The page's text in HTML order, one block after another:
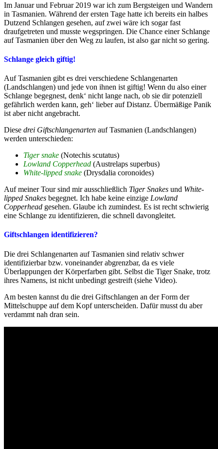
Im Januar und Februar 2019 war ich zum Bergsteigen und Wandern
in Tasmanien. Während der ersten Tage hatte ich bereits ein halbes
Dutzend Schlangen gesehen, auf zwei wäre ich sogar fast
draufgetreten und musste wegspringen. Die Chance einer Schlange
auf Tasmanien über den Weg zu laufen, ist also gar nicht so gering.
Schlange gleich giftig!
Auf Tasmanien gibt es drei verschiedene Schlangenarten
(Landschlangen) und jede von ihnen ist giftig! Wenn du also einer
Schlange begegnest, denk‘ nicht lange nach, ob sie dir potenziell
gefährlich werden kann, geh‘ lieber auf Distanz. Übermäßige Panik
ist aber nicht angebracht.
Diese drei Giftschlangenarten auf Tasmanien (Landschlangen)
werden unterschieden:
Tiger snake (Notechis scutatus)
Lowland Copperhead (Austrelaps superbus)
White-lipped snake (Drysdalia coronoides)
Auf meiner Tour sind mir ausschließlich Tiger Snakes und White-
lipped Snakes begegnet. Ich habe keine einzige Lowland
Copperhead gesehen. Glaube ich zumindest. Es ist recht schwierig
eine Schlange zu identifizieren, die schnell davongleitet.
Giftschlangen identifizieren?
Die drei Schlangenarten auf Tasmanien sind relativ schwer
identifizierbar bzw. voneinander abgrenzbar, da es viele
Überlappungen der Körperfarben gibt. Selbst die Tiger Snake, trotz
ihres Namens, ist nicht unbedingt gestreift (siehe Video).
Am besten kannst du die drei Giftschlangen an der Form der
Mittelschuppe auf dem Kopf unterscheiden. Dafür musst du aber
verdammt nah dran sein.